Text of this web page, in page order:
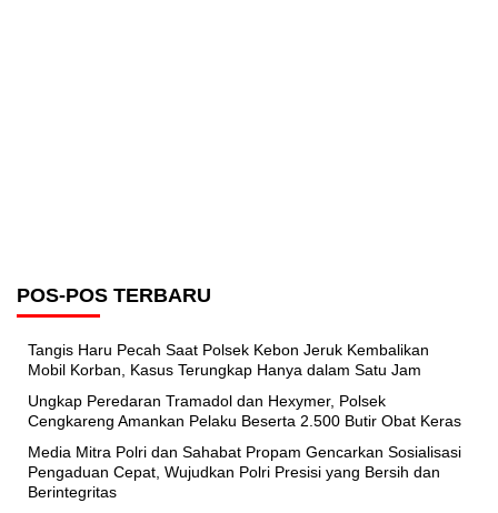
POS-POS TERBARU
Tangis Haru Pecah Saat Polsek Kebon Jeruk Kembalikan
Mobil Korban, Kasus Terungkap Hanya dalam Satu Jam
Ungkap Peredaran Tramadol dan Hexymer, Polsek
Cengkareng Amankan Pelaku Beserta 2.500 Butir Obat Keras
Media Mitra Polri dan Sahabat Propam Gencarkan Sosialisasi
Pengaduan Cepat, Wujudkan Polri Presisi yang Bersih dan
Berintegritas